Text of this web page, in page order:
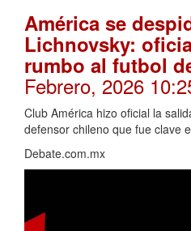
América se
Lichnovsky:
rumbo al futbol
Febrero, 2026
Club América hizo oficial la
defensor chileno que fue clave
Debate.com.mx